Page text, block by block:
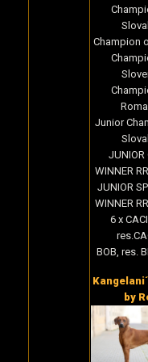
Champion
Junior
JUNIOR
WINNER
JUNIOR
WINNER
6 x
BOB, res.
by